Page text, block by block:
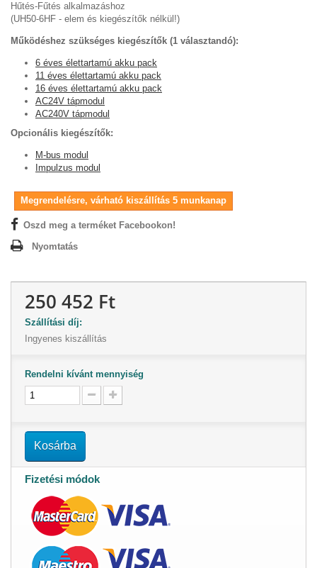
Hűtés-Fűtés alkalmazáshoz
(UH50-6HF - elem és kiegészítők nélkül!)
Működéshez szükséges kiegészítők (1 választandó):
6 éves élettartamú akku pack
11 éves élettartamú akku pack
16 éves élettartamú akku pack
AC24V tápmodul
AC240V tápmodul
Opcionális kiegészítők:
M-bus modul
Impulzus modul
Megrendelésre, várható kiszállítás 5 munkanap
Oszd meg a terméket Facebookon!
Nyomtatás
250 452 Ft
Szállítási díj:
Ingyenes kiszállítás
Rendelni kívánt mennyiség
Kosárba
Fizetési módok